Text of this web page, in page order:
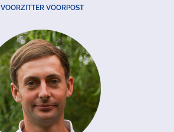
VOORZITTER VOORPOST